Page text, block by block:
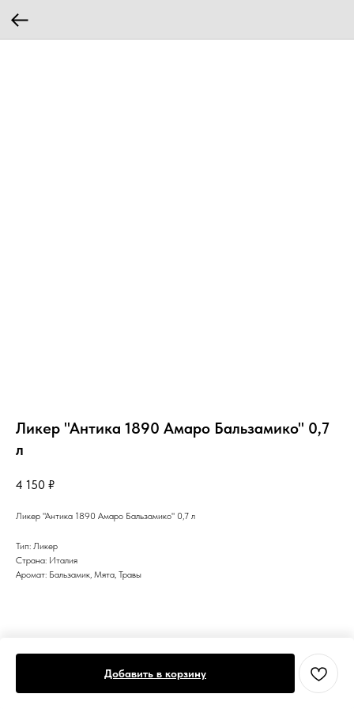
Ликер "Антика 1890 Амаро Бальзамико" 0,7
л
4 150 ₽
Добавить в корзину
Ликер "Антика 1890 Амаро Бальзамико" 0,7 л
Тип: Ликер
Страна: Италия
Аромат: Бальзамик, Мята, Травы